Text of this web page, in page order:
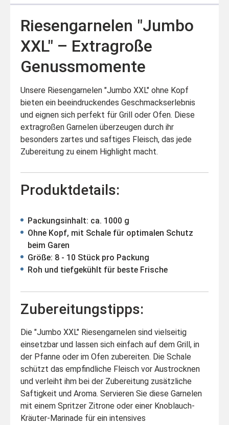
Riesengarnelen "Jumbo
XXL" – Extragroße
Genussmomente
Unsere Riesengarnelen "Jumbo XXL" ohne Kopf
bieten ein beeindruckendes Geschmackserlebnis
und eignen sich perfekt für Grill oder Ofen. Diese
extragroßen Garnelen überzeugen durch ihr
besonders zartes und saftiges Fleisch, das jede
Zubereitung zu einem Highlight macht.
Produktdetails:
Packungsinhalt: ca. 1000 g
Ohne Kopf, mit Schale für optimalen Schutz
beim Garen
Größe: 8 - 10 Stück pro Packung
Roh und tiefgekühlt für beste Frische
Zubereitungstipps:
Die "Jumbo XXL" Riesengarnelen sind vielseitig
einsetzbar und lassen sich einfach auf dem Grill, in
der Pfanne oder im Ofen zubereiten. Die Schale
schützt das empfindliche Fleisch vor Austrocknen
und verleiht ihm bei der Zubereitung zusätzliche
Saftigkeit und Aroma. Servieren Sie diese Garnelen
mit einem Spritzer Zitrone oder einer Knoblauch-
Kräuter-Marinade für ein intensives